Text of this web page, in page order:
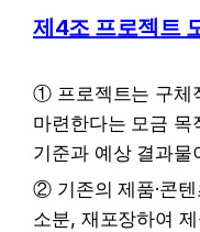
제4조 프로젝트
① 프로젝트는 구체
마련한다는 모금 목
기준과 예상 결과물
② 기존의 제품·콘
소분, 재포장하여